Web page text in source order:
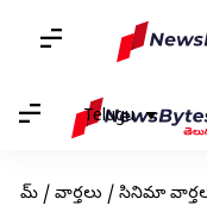
Telugu
హోమ్ / వార్తలు / సినిమా